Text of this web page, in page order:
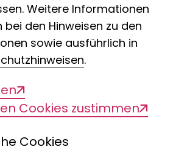
Weitere Informationen
bei den Hinweisen zu den
sowie ausführlich in
.
Cookies zustimmen
Cookies